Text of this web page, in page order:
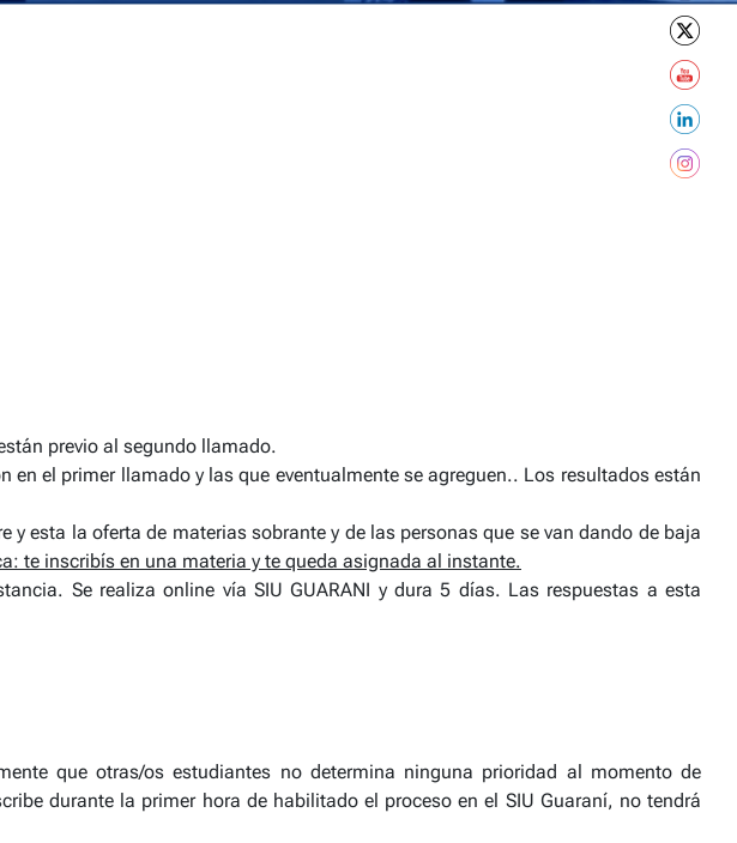
previo al segundo llamado.
en el primer llamado y las que eventualmente se agreguen.. Los resultados están
y esta la oferta de materias sobrante y de las personas que se van dando de baja
te inscribís en una materia y te queda asignada al instante.
Se realiza online vía SIU GUARANI y dura 5 días. Las respuestas a esta
que otras/os estudiantes no determina ninguna prioridad al momento de
durante la primer hora de habilitado el proceso en el SIU Guaraní, no tendrá